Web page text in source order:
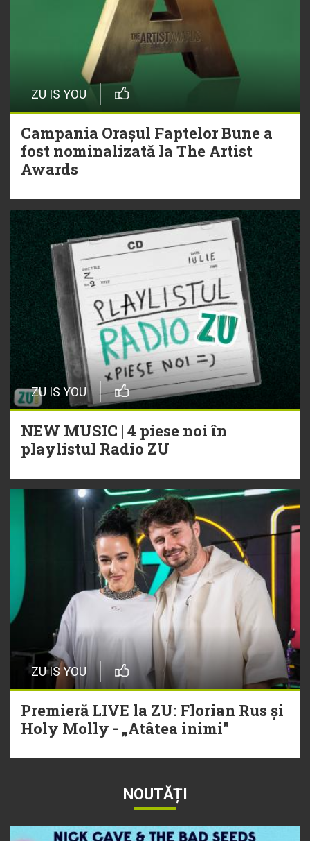
ZU IS YOU
Campania Orașul Faptelor Bune a
fost nominalizată la The Artist
Awards
ZU IS YOU
NEW MUSIC | 4 piese noi în
playlistul Radio ZU
ZU IS YOU
Premieră LIVE la ZU: Florian Rus și
Holy Molly - „Atâtea inimi”
NOUTĂȚI